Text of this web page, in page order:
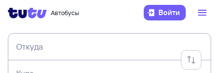
Автобусы Войти
Откуда